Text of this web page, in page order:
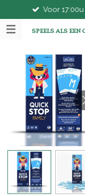
direct
naar
hoofdinhoud
SPEELS ALS EEN
Voor